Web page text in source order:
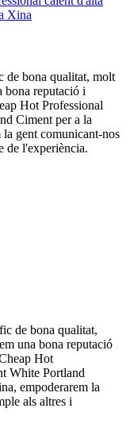
de bona qualitat, molt
bona reputació i
Hot Professional
Ciment per a la
gent comunicant-nos
de l'experiència.
de bona qualitat,
una bona reputació
Hot
White Portland
empoderarem la
als altres i